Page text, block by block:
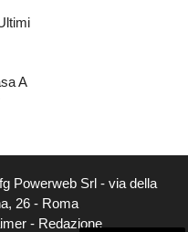
A
Powerweb Srl - via della
26 - Roma
- Redazione